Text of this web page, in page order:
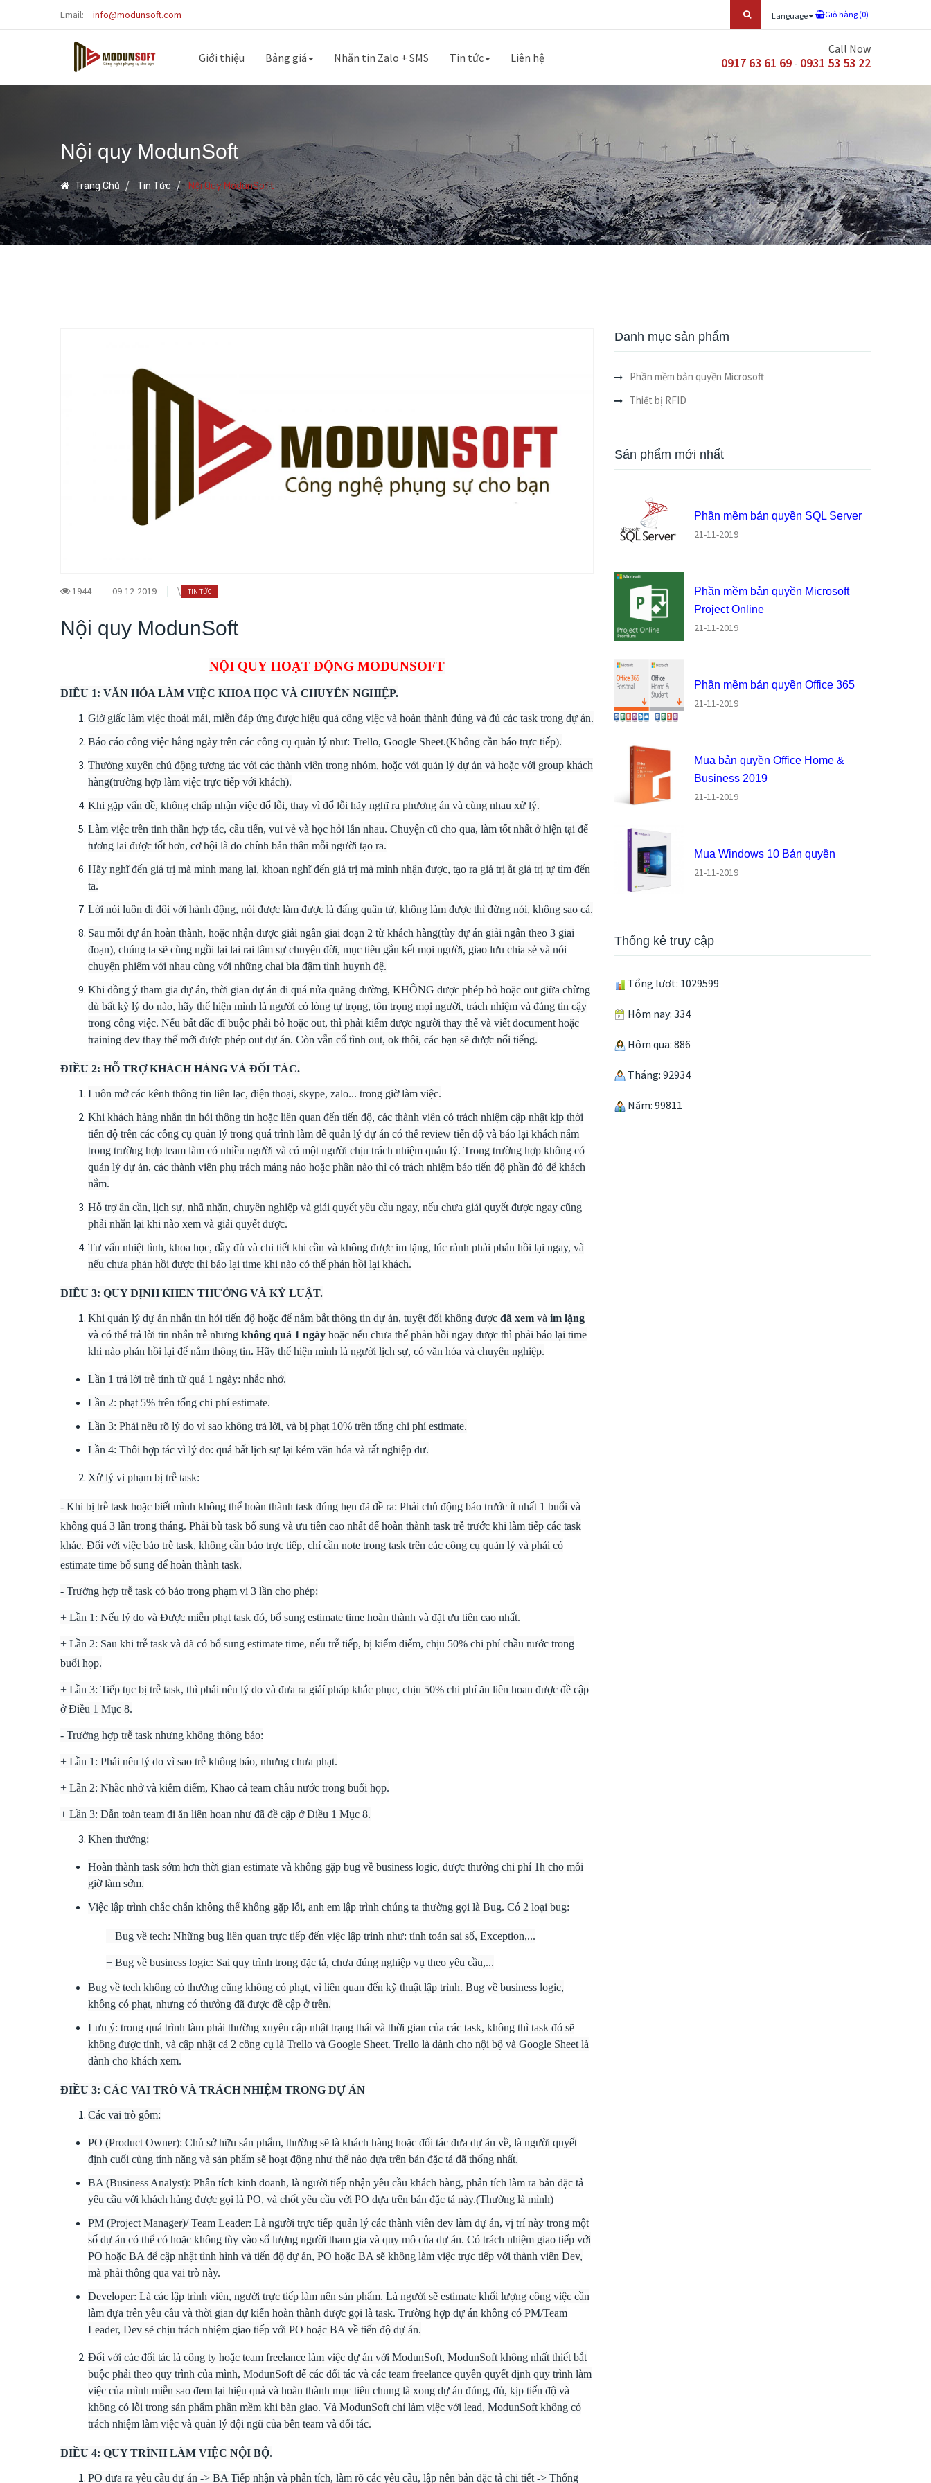
Email: info@modunsoft.com Language Giỏ hàng (0)
Giới thiệu Bảng giá Nhắn tin Zalo + SMS Tin tức Liên hệ
Call Now
0917 63 61 69 - 0931 53 53 22
Nội quy ModunSoft
Trang Chủ Tin Tức Nội Quy ModunSoft
1944 09-12-2019 \ TIN TỨC
Nội quy ModunSoft
NỘI QUY HOẠT ĐỘNG MODUNSOFT
ĐIỀU 1: VĂN HÓA LÀM VIỆC KHOA HỌC VÀ CHUYÊN NGHIỆP.
Giờ giấc làm việc thoải mái, miễn đáp ứng được hiệu quả công việc và hoàn thành đúng và đủ các task trong dự án.
Báo cáo công việc hằng ngày trên các công cụ quản lý như: Trello, Google Sheet.(Không cần báo trực tiếp).
Thường xuyên chủ động tương tác với các thành viên trong nhóm, hoặc với quản lý dự án và hoặc với group khách
hàng(trường hợp làm việc trực tiếp với khách).
Khi gặp vấn đề, không chấp nhận việc đổ lỗi, thay vì đổ lỗi hãy nghĩ ra phương án và cùng nhau xử lý.
Làm việc trên tinh thần hợp tác, cầu tiến, vui vẻ và học hỏi lẫn nhau. Chuyện cũ cho qua, làm tốt nhất ở hiện tại để
tương lai được tốt hơn, cơ hội là do chính bản thân mỗi người tạo ra.
Hãy nghĩ đến giá trị mà mình mang lại, khoan nghĩ đến giá trị mà mình nhận được, tạo ra giá trị ắt giá trị tự tìm đến
ta.
Lời nói luôn đi đôi với hành động, nói được làm được là đấng quân tử, không làm được thì đừng nói, không sao cả.
Sau mỗi dự án hoàn thành, hoặc nhận được giải ngân giai đoạn 2 từ khách hàng(tùy dự án giải ngân theo 3 giai
đoạn), chúng ta sẽ cùng ngồi lại lai rai tâm sự chuyện đời, mục tiêu gắn kết mọi người, giao lưu chia sẻ và nói
chuyện phiếm với nhau cùng với những chai bia đậm tình huynh đệ.
Khi đồng ý tham gia dự án, thời gian dự án đi quá nửa quãng đường, KHÔNG được phép bỏ hoặc out giữa chừng
dù bất kỳ lý do nào, hãy thể hiện mình là người có lòng tự trọng, tôn trọng mọi người, trách nhiệm và đáng tin cậy
trong công việc. Nếu bất đắc dĩ buộc phải bỏ hoặc out, thì phải kiếm được người thay thế và viết document hoặc
training dev thay thế mới được phép out dự án. Còn vẫn cố tình out, ok thôi, các bạn sẽ được nổi tiếng.
ĐIỀU 2: HỖ TRỢ KHÁCH HÀNG VÀ ĐỐI TÁC.
Luôn mở các kênh thông tin liên lạc, điện thoại, skype, zalo... trong giờ làm việc.
Khi khách hàng nhắn tin hỏi thông tin hoặc liên quan đến tiến độ, các thành viên có trách nhiệm cập nhật kịp thời
tiến độ trên các công cụ quản lý trong quá trình làm để quản lý dự án có thể review tiến độ và báo lại khách nắm
trong trường hợp team làm có nhiều người và có một người chịu trách nhiệm quản lý. Trong trường hợp không có
quản lý dự án, các thành viên phụ trách mảng nào hoặc phần nào thì có trách nhiệm báo tiến độ phần đó để khách
nắm.
Hỗ trợ ân cần, lịch sự, nhã nhặn, chuyên nghiệp và giải quyết yêu cầu ngay, nếu chưa giải quyết được ngay cũng
phải nhắn lại khi nào xem và giải quyết được.
Tư vấn nhiệt tình, khoa học, đầy đủ và chi tiết khi cần và không được im lặng, lúc rảnh phải phản hồi lại ngay, và
nếu chưa phản hồi được thì báo lại time khi nào có thể phản hồi lại khách.
ĐIỀU 3: QUY ĐỊNH KHEN THƯỞNG VÀ KỶ LUẬT.
Khi quản lý dự án nhắn tin hỏi tiến độ hoặc để nắm bắt thông tin dự án, tuyệt đối không được đã xem và im lặng
và có thể trả lời tin nhắn trễ nhưng không quá 1 ngày hoặc nếu chưa thể phản hồi ngay được thì phải báo lại time
khi nào phản hồi lại để nắm thông tin. Hãy thể hiện mình là người lịch sự, có văn hóa và chuyên nghiệp.
Lần 1 trả lời trễ tính từ quá 1 ngày: nhắc nhở.
Lần 2: phạt 5% trên tổng chi phí estimate.
Lần 3: Phải nêu rõ lý do vì sao không trả lời, và bị phạt 10% trên tổng chi phí estimate.
Lần 4: Thôi hợp tác vì lý do: quá bất lịch sự lại kém văn hóa và rất nghiệp dư.
Xử lý vi phạm bị trễ task:
- Khi bị trễ task hoặc biết mình không thể hoàn thành task đúng hẹn đã đề ra: Phải chủ động báo trước ít nhất 1 buổi và
không quá 3 lần trong tháng. Phải bù task bổ sung và ưu tiên cao nhất để hoàn thành task trễ trước khi làm tiếp các task
khác. Đối với việc báo trễ task, không cần báo trực tiếp, chỉ cần note trong task trên các công cụ quản lý và phải có
estimate time bổ sung để hoàn thành task.
- Trường hợp trễ task có báo trong phạm vi 3 lần cho phép:
+ Lần 1: Nếu lý do và Được miễn phạt task đó, bổ sung estimate time hoàn thành và đặt ưu tiên cao nhất.
+ Lần 2: Sau khi trễ task và đã có bổ sung estimate time, nếu trễ tiếp, bị kiểm điểm, chịu 50% chi phí chầu nước trong
buổi họp.
+ Lần 3: Tiếp tục bị trễ task, thì phải nêu lý do và đưa ra giảí pháp khắc phục, chịu 50% chi phí ăn liên hoan được đề cập
ở Điều 1 Mục 8.
- Trường hợp trễ task nhưng không thông báo:
+ Lần 1: Phải nêu lý do vì sao trễ không báo, nhưng chưa phạt.
+ Lần 2: Nhắc nhở và kiểm điểm, Khao cả team chầu nước trong buổi họp.
+ Lần 3: Dẫn toàn team đi ăn liên hoan như đã đề cập ở Điều 1 Mục 8.
Khen thưởng:
Hoàn thành task sớm hơn thời gian estimate và không gặp bug về business logic, được thưởng chi phí 1h cho mỗi
giờ làm sớm.
Việc lập trình chắc chắn không thể không gặp lỗi, anh em lập trình chúng ta thường gọi là Bug. Có 2 loại bug:
+ Bug về tech: Những bug liên quan trực tiếp đến việc lập trình như: tính toán sai số, Exception,...
+ Bug về business logic: Sai quy trình trong đặc tả, chưa đúng nghiệp vụ theo yêu cầu,...
Bug về tech không có thưởng cũng không có phạt, vì liên quan đến kỹ thuật lập trình. Bug về business logic,
không có phạt, nhưng có thưởng đã được đề cập ở trên.
Lưu ý: trong quá trình làm phải thường xuyên cập nhật trạng thái và thời gian của các task, không thì task đó sẽ
không được tính, và cập nhật cả 2 công cụ là Trello và Google Sheet. Trello là dành cho nội bộ và Google Sheet là
dành cho khách xem.
ĐIỀU 3: CÁC VAI TRÒ VÀ TRÁCH NHIỆM TRONG DỰ ÁN
Các vai trò gồm:
PO (Product Owner): Chủ sở hữu sản phẩm, thường sẽ là khách hàng hoặc đối tác đưa dự án về, là người quyết
định cuối cùng tính năng và sản phẩm sẽ hoạt động như thế nào dựa trên bản đặc tả đã thống nhất.
BA (Business Analyst): Phân tích kinh doanh, là người tiếp nhận yêu cầu khách hàng, phân tích làm ra bản đặc tả
yêu cầu với khách hàng được gọi là PO, và chốt yêu cầu với PO dựa trên bản đặc tả này.(Thường là mình)
PM (Project Manager)/ Team Leader: Là người trực tiếp quản lý các thành viên dev làm dự án, vị trí này trong một
số dự án có thể có hoặc không tùy vào số lượng người tham gia và quy mô của dự án. Có trách nhiệm giao tiếp với
PO hoặc BA để cập nhật tình hình và tiến độ dự án, PO hoặc BA sẽ không làm việc trực tiếp với thành viên Dev,
mà phải thông qua vai trò này.
Developer: Là các lập trình viên, người trực tiếp làm nên sản phẩm. Là người sẽ estimate khối lượng công việc cần
làm dựa trên yêu cầu và thời gian dự kiến hoàn thành được gọi là task. Trường hợp dự án không có PM/Team
Leader, Dev sẽ chịu trách nhiệm giao tiếp với PO hoặc BA về tiến độ dự án.
Đối với các đối tác là công ty hoặc team freelance làm việc dự án với ModunSoft, ModunSoft không nhất thiết bắt
buộc phải theo quy trình của mình, ModunSoft để các đối tác và các team freelance quyền quyết định quy trình làm
việc của mình miễn sao đem lại hiệu quả và hoàn thành mục tiêu chung là xong dự án đúng, đủ, kịp tiến độ và
không có lỗi trong sản phẩm phần mềm khi bàn giao. Và ModunSoft chỉ làm việc với lead, ModunSoft không có
trách nhiệm làm việc và quản lý đội ngũ của bên team và đối tác.
ĐIỀU 4: QUY TRÌNH LÀM VIỆC NỘI BỘ.
PO đưa ra yêu cầu dự án -> BA Tiếp nhận và phân tích, làm rõ các yêu cầu, lập nên bản đặc tả chi tiết -> Thống
Danh mục sản phẩm
Phần mềm bản quyền Microsoft
Thiết bị RFID
Sán phẩm mới nhất
Phần mềm bản quyền SQL Server
21-11-2019
Phần mềm bản quyền Microsoft
Project Online
21-11-2019
Phần mềm bản quyền Office 365
21-11-2019
Mua bản quyền Office Home &
Business 2019
21-11-2019
Mua Windows 10 Bản quyền
21-11-2019
Thống kê truy cập
Tổng lượt: 1029599
Hôm nay: 334
Hôm qua: 886
Tháng: 92934
Năm: 99811